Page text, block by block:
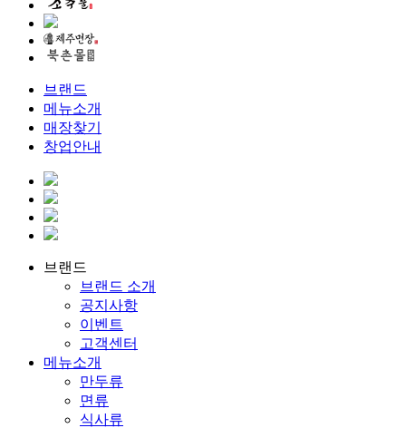
브랜드
메뉴소개
매장찾기
창업안내
브랜드
브랜드 소개
공지사항
이벤트
고객센터
메뉴소개
만두류
면류
식사류